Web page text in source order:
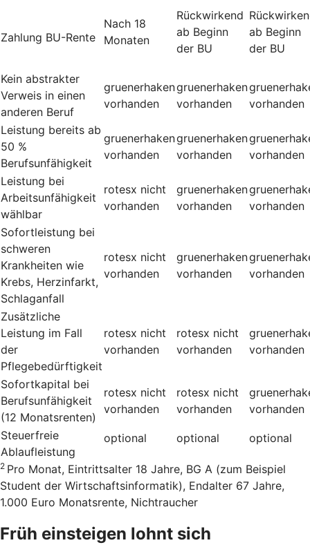
Zahlung BU-Rente
Nach 18
Monaten
Rückwirkend
ab Beginn
der BU
ab Beginn
der BU
Kein abstrakter
Verweis in einen
anderen Beruf
gruenerhaken
vorhanden
gruenerhaken
vorhanden
vorhanden
Leistung bereits ab
50 %
Berufsunfähigkeit
gruenerhaken
vorhanden
gruenerhaken
vorhanden
vorhanden
Leistung bei
Arbeitsunfähigkeit
wählbar
rotesx nicht
vorhanden
gruenerhaken
vorhanden
vorhanden
Sofortleistung bei
schweren
Krankheiten wie
Krebs, Herzinfarkt,
Schlaganfall
rotesx nicht
vorhanden
gruenerhaken
vorhanden
vorhanden
Zusätzliche
Leistung im Fall
der
Pflegebedürftigkeit
rotesx nicht
vorhanden
rotesx nicht
vorhanden
vorhanden
Sofortkapital bei
Berufsunfähigkeit
(12 Monatsrenten)
rotesx nicht
vorhanden
rotesx nicht
vorhanden
vorhanden
Steuerfreie
Ablaufleistung
optional optional optional
2 Pro Monat, Eintrittsalter 18 Jahre, BG A (zum Beispiel
Student der Wirtschaftsinformatik), Endalter 67 Jahre,
1.000 Euro Monatsrente, Nichtraucher
Früh einsteigen lohnt sich